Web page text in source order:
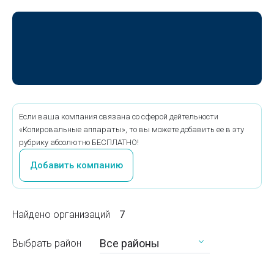
Если ваша компания связана со сферой дейтельности
«Копировальные аппараты», то вы можете добавить ее в эту
рубрику абсолютно БЕСПЛАТНО!
Добавить компанию
Найдено организаций 7
Выбрать район Все районы